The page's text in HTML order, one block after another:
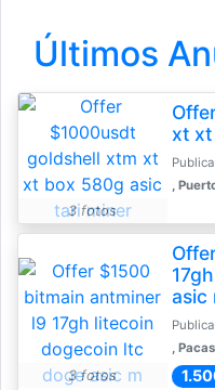
Últimos
3 fotos
xt xt
,
3 fotos
asic
,